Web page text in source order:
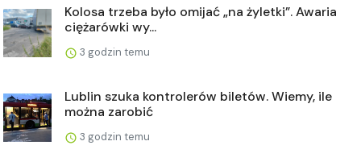
Kolosa trzeba było omijać „na żyletki”. Awaria
ciężarówki wy...
3 godzin temu
Lublin szuka kontrolerów biletów. Wiemy, ile
można zarobić
3 godzin temu